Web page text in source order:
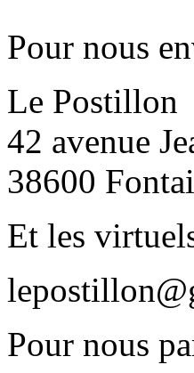
Pour nous
Le Postillon
42 avenue
38600
Et les
Pour nous